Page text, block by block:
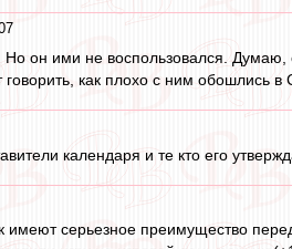
он ими не воспользовался.
как плохо с ним обошлись в
календаря и те кто его
серьезное преимущество